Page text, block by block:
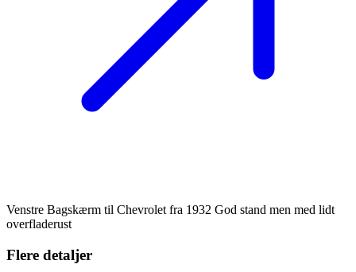
Venstre Bagskærm til Chevrolet fra 1932 God stand men med lidt
overfladerust
Flere detaljer